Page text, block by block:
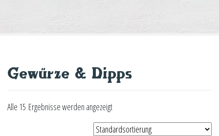
Gewürze & Dipps
Alle 15 Ergebnisse werden angezeigt